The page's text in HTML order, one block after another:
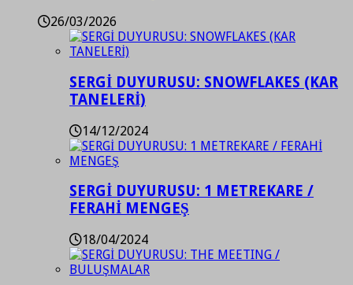
26/03/2026
SERGİ DUYURUSU: SNOWFLAKES (KAR
TANELERİ)
14/12/2024
SERGİ DUYURUSU: 1 METREKARE /
FERAHİ MENGEŞ
18/04/2024